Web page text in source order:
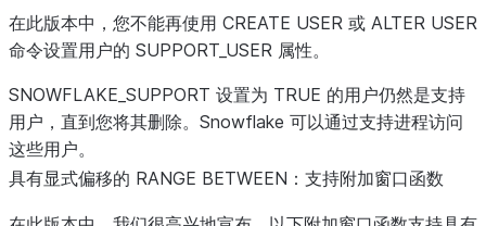
在此版本中，您不能再使用 CREATE USER 或 ALTER USER
命令设置用户的 SUPPORT_USER 属性。
SNOWFLAKE_SUPPORT 设置为 TRUE 的用户仍然是支持
用户，直到您将其删除。Snowflake 可以通过支持进程访问
这些用户。
具有显式偏移的 RANGE BETWEEN：支持附加窗口函数